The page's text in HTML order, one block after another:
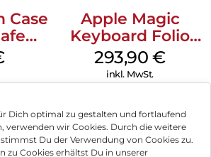
Dich optimal zu gestalten und fortlaufend
verwenden wir Cookies. Durch die weitere
Du der Verwendung von Cookies zu.
zu Cookies erhältst Du in unserer
Case
Apple Magic
Keyboard Folio
iPad 10.9″ (10.Gen.)
Weiß
293,90€
inkl. MwSt.